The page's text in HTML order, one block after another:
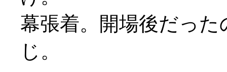
幕張着。開場後だっ
じ。